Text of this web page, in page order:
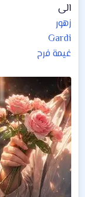
الى
زهور
Gardi
غيمة فرح